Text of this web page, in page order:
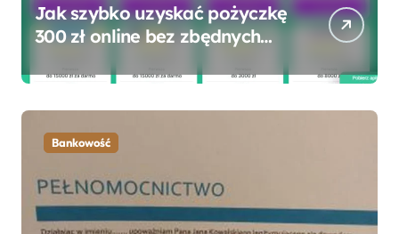
Jak szybko uzyskać pożyczkę
300 zł online bez zbędnych
Bankowość